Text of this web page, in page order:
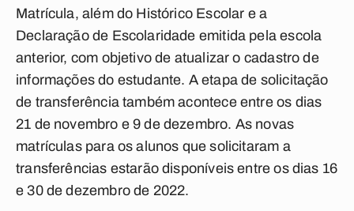
Matrícula, além do Histórico Escolar e a
Declaração de Escolaridade emitida pela escola
anterior, com objetivo de atualizar o cadastro de
informações do estudante. A etapa de solicitação
de transferência também acontece entre os dias
21 de novembro e 9 de dezembro. As novas
matrículas para os alunos que solicitaram a
transferências estarão disponíveis entre os dias 16
e 30 de dezembro de 2022.